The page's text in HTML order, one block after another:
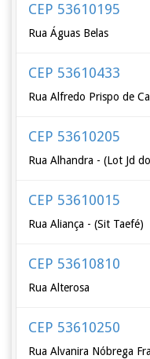
CEP 53610195
Rua Águas Belas
CEP 53610433
Rua Alfredo Prispo de
CEP 53610205
Rua Alhandra - (Lot Jd
CEP 53610015
Rua Aliança - (Sit Taefé)
CEP 53610810
Rua Alterosa
CEP 53610250
Rua Alvanira Nóbrega